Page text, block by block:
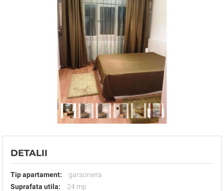
DETALII
Tip apartament:
garsoniera
Suprafata utila:
24 mp